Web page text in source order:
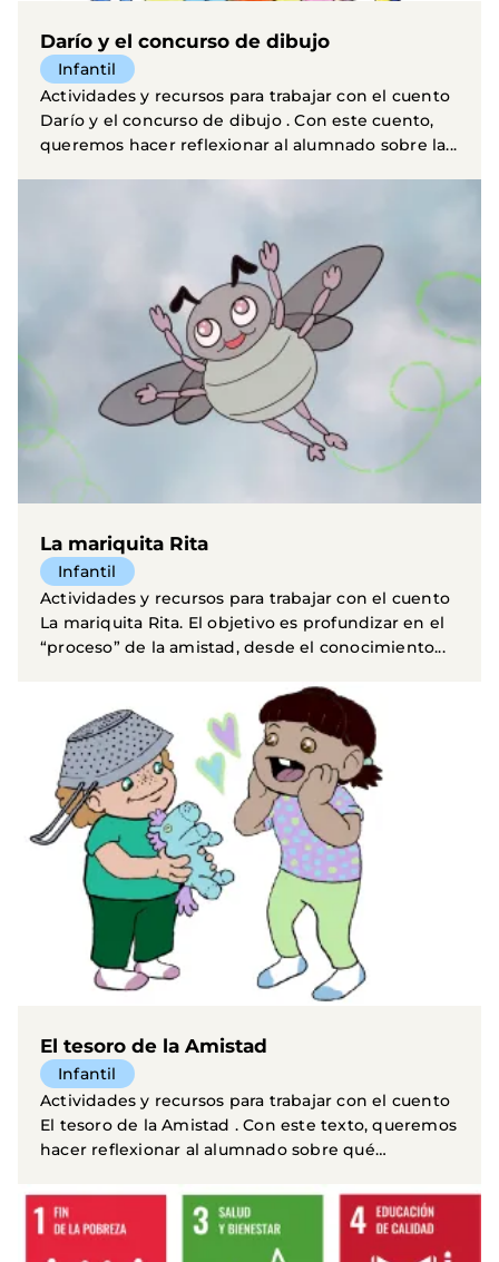
Darío y el concurso de dibujo
Infantil
Actividades y recursos para trabajar con el cuento
Darío y el concurso de dibujo . Con este cuento,
queremos hacer reflexionar al alumnado sobre la...
La mariquita Rita
Infantil
Actividades y recursos para trabajar con el cuento
La mariquita Rita. El objetivo es profundizar en el
“proceso” de la amistad, desde el conocimiento...
El tesoro de la Amistad
Infantil
Actividades y recursos para trabajar con el cuento
El tesoro de la Amistad . Con este texto, queremos
hacer reflexionar al alumnado sobre qué